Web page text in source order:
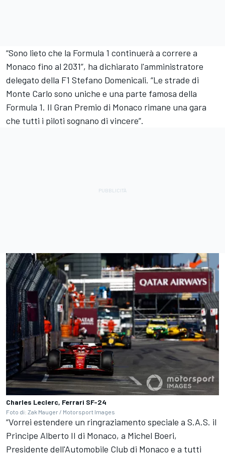
“Sono lieto che la Formula 1 continuerà a correre a
Monaco fino al 2031”, ha dichiarato l'amministratore
delegato della F1 Stefano Domenicali. “Le strade di
Monte Carlo sono uniche e una parte famosa della
Formula 1. Il Gran Premio di Monaco rimane una gara
che tutti i piloti sognano di vincere”.
Charles Leclerc, Ferrari SF-24
Foto di: Zak Mauger / Motorsport Images
“Vorrei estendere un ringraziamento speciale a S.A.S. il
Principe Alberto II di Monaco, a Michel Boeri,
Presidente dell'Automobile Club di Monaco e a tutti